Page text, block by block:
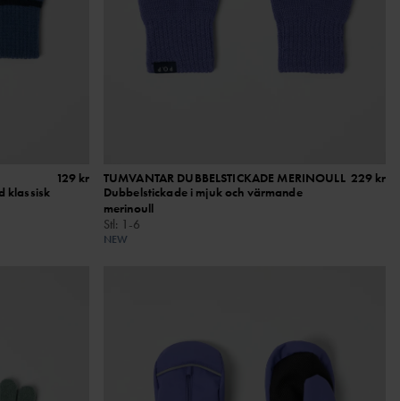
klassisk
129 kr
TUMVANTAR DUBBELSTICKADE MERINOULL
Dubbelstickade i mjuk och värmande
merinoull
Stl: 1-6
NEW
229 kr